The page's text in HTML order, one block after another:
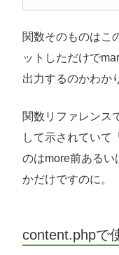
関数そのものはこ
ットしただけで
出力するのかわか
関数リファレンス
して示されていて
のはmore前あるい
かだけですのに。
content.phpで